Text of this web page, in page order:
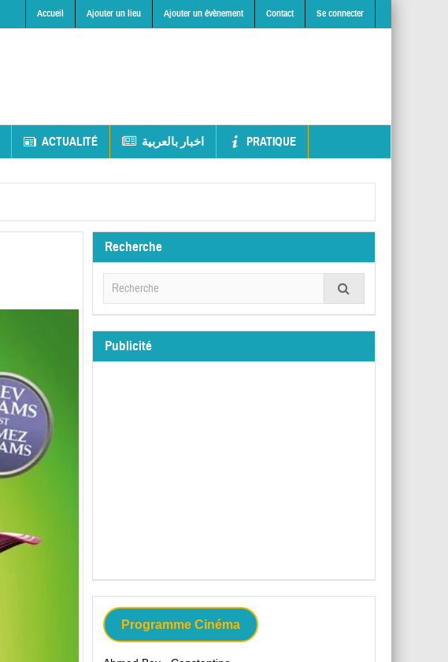
Accueil Ajouter un lieu Ajouter un évènement Contact Se connecter
ACTUALITÉ اخبار بالعربية PRATIQUE
Recherche
Publicité
Programme Cinéma